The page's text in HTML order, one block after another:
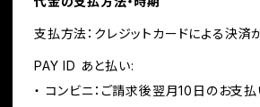
支払方法：クレジットカードによる決
PAY ID あと払い:
・ コンビニ：ご請求後翌月10日のお支